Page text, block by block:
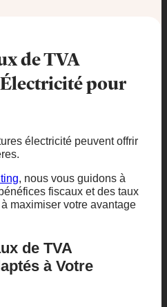
de TVA
pour
électricité peuvent offrir
, nous vous guidons à
fiscaux et des taux
maximiser votre avantage
de TVA
à Votre